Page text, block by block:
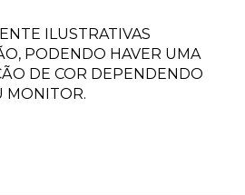
ILUSTRATIVAS
PODENDO HAVER UMA
DE COR DEPENDENDO
MONITOR.